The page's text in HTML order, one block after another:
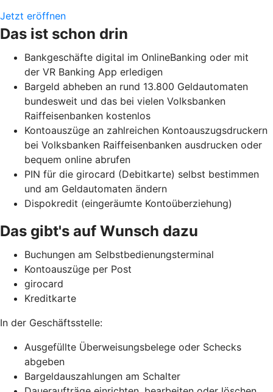
Jetzt eröffnen
Das ist schon drin
Bankgeschäfte digital im OnlineBanking oder mit
der VR Banking App erledigen
Bargeld abheben an rund 13.800 Geldautomaten
bundesweit und das bei vielen Volksbanken
Raiffeisenbanken kostenlos
Kontoauszüge an zahlreichen Kontoauszugsdruckern
bei Volksbanken Raiffeisenbanken ausdrucken oder
bequem online abrufen
PIN für die girocard (Debitkarte) selbst bestimmen
und am Geldautomaten ändern
Dispokredit (eingeräumte Kontoüberziehung)
Das gibt's auf Wunsch dazu
Buchungen am Selbstbedienungsterminal
Kontoauszüge per Post
girocard
Kreditkarte
In der Geschäftsstelle:
Ausgefüllte Überweisungsbelege oder Schecks
abgeben
Bargeldauszahlungen am Schalter